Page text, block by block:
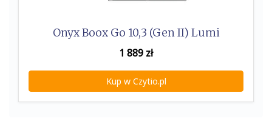
Onyx Boox Go 10,3 (Gen II) Lumi
1 889 zł
Kup w Czytio.pl